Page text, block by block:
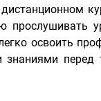
прослушивать
освоить
перед